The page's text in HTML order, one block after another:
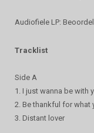
Audiofiele LP:
Tracklist
Side A
1. I just wanna be with
2. Be thankful for what
3. Distant lover